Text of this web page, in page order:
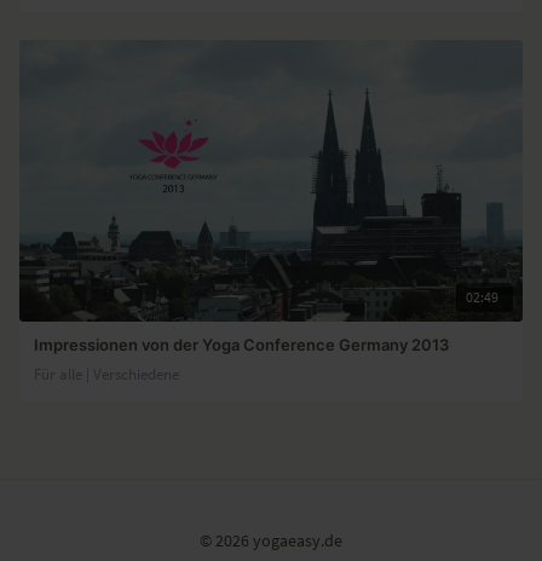
02:49
Impressionen von der Yoga Conference Germany 2013
Für alle | Verschiedene
© 2026 yogaeasy.de